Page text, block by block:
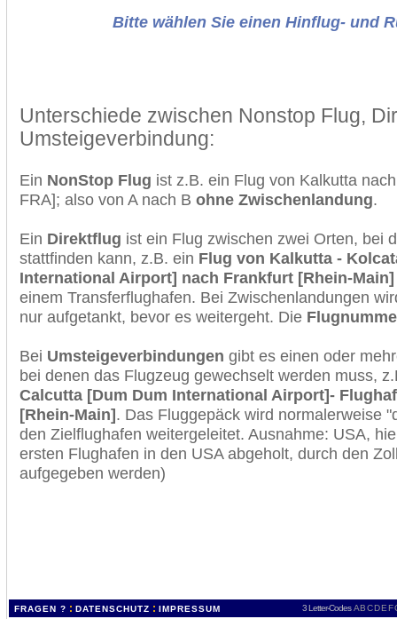
Bitte wählen Sie einen Hinflug- und
Unterschiede zwischen Nonstop Flug,
Umsteigeverbindung:
Ein NonStop Flug ist z.B. ein Flug von Kalkutta
FRA]; also von A nach B ohne Zwischenlandung.
Ein Direktflug ist ein Flug zwischen zwei Orten, bei
stattfinden kann, z.B. ein Flug von Kalkutta -
International Airport] nach Frankfurt [Rhein-Main]
einem Transferflughafen. Bei Zwischenlandungen
nur aufgetankt, bevor es weitergeht. Die
Bei Umsteigeverbindungen gibt es einen oder
bei denen das Flugzeug gewechselt werden muss,
Calcutta [Dum Dum International Airport]-
[Rhein-Main]. Das Fluggepäck wird normalerweise
den Zielflughafen weitergeleitet. Ausnahme: USA,
ersten Flughafen in den USA abgeholt, durch den
aufgegeben werden)
FRAGEN ? : DATENSCHUTZ : IMPRESSUM 3 Letter-Codes ABCDEF